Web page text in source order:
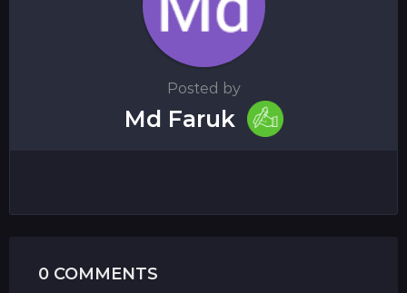
Posted by
Md Faruk
0 COMMENTS